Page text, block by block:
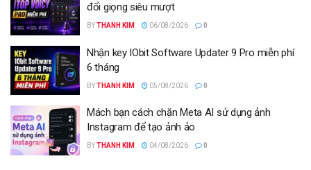
đổi giọng siêu mượt
BYTHANH KIM 06/08/2026 0
Nhận key IObit Software Updater 9 Pro miễn phí
6 tháng
BYTHANH KIM 05/08/2026 0
Mách bạn cách chặn Meta AI sử dụng ảnh
Instagram để tạo ảnh ảo
BYTHANH KIM 04/08/2026 0